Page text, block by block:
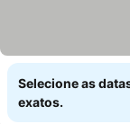
Selecione as
exatos.